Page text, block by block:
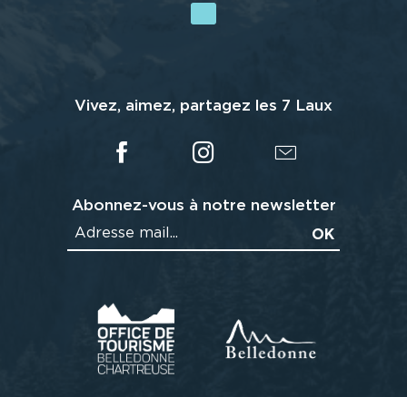
Vivez, aimez, partagez les 7 Laux
Abonnez-vous à notre newsletter